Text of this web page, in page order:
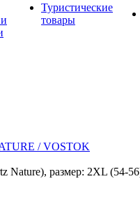
Туристические
товары
/ VOSTOK
Nature), размер: 2XL (54-